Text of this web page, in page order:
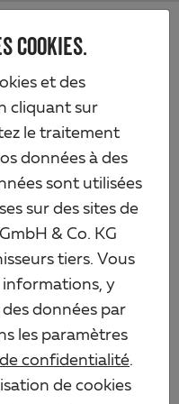
COOKIES.
et des
cliquant sur
le traitement
données à des
sont utilisées
sur des sites de
& Co. KG
tiers. Vous
informations, y
données par
les paramètres
confidentialité.
de cookies
en métal
en métal